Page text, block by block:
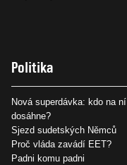
Politika
Nová superdávka: kdo na ní
dosáhne?
Sjezd sudetských Němců
Proč vláda zavádí EET?
Padni komu padni